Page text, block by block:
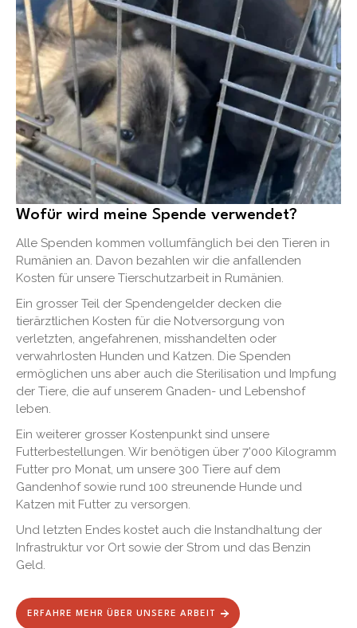
Wofür wird meine Spende verwendet?
Alle Spenden kommen vollumfänglich bei den Tieren in
Rumänien an. Davon bezahlen wir die anfallenden
Kosten für unsere Tierschutzarbeit in Rumänien.
Ein grosser Teil der Spendengelder decken die
tierärztlichen Kosten für die Notversorgung von
verletzten, angefahrenen, misshandelten oder
verwahrlosten Hunden und Katzen. Die Spenden
ermöglichen uns aber auch die Sterilisation und Impfung
der Tiere, die auf unserem Gnaden- und Lebenshof
leben.
Ein weiterer grosser Kostenpunkt sind unsere
Futterbestellungen. Wir benötigen über 7'000 Kilogramm
Futter pro Monat, um unsere 300 Tiere auf dem
Gandenhof sowie rund 100 streunende Hunde und
Katzen mit Futter zu versorgen.
Und letzten Endes kostet auch die Instandhaltung der
Infrastruktur vor Ort sowie der Strom und das Benzin
Geld.
ERFAHRE MEHR ÜBER UNSERE ARBEIT